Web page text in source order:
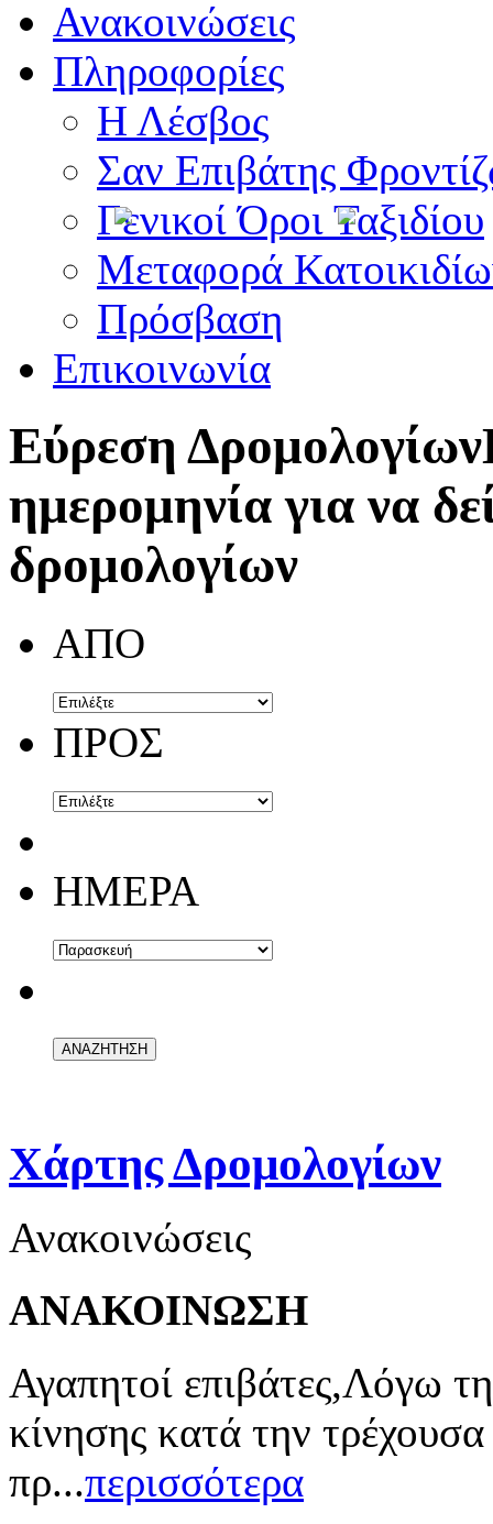
Ανακοινώσεις
Πληροφορίες
Η Λέσβος
Σαν Επιβάτης
Γενικοί Όροι Ταξιδίου
Μεταφορά
Πρόσβαση
Επικοινωνία
Εύρεση Δρομολογίων
ημερομηνία για να
δρομολογίων
ΑΠΟ
ΠΡΟΣ
ΗΜΕΡΑ
Χάρτης Δρομολογίων
Ανακοινώσεις
ΑΝΑΚΟΙΝΩΣΗ
Αγαπητοί επιβάτες,Λόγω
κίνησης κατά την
πρ...περισσότερα